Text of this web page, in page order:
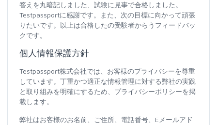
答えを丸暗記しました、試験に見事で合格しました。
Testpassportに感謝です。また、次の目標に向かって頑張
りたいです。以上は合格したの受験者からうフィードバッ
クです。
個人情報保護方針
Testpassport株式会社では、お客様のプライバシーを尊重
しています。丁重かつ適正な情報管理に対する弊社の実践
と取り組みを明確にするため、プライバシーポリシーを掲
載します。
弊社はお客様のお名前、ご住所、電話番号、Eメールアド